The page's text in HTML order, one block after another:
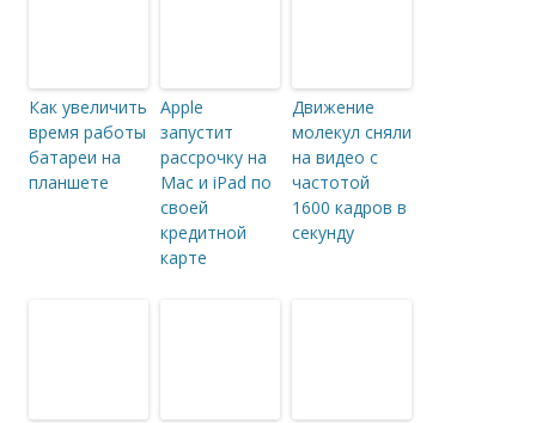
Как увеличить
время работы
батареи на
планшете
Apple
запустит
рассрочку на
Mac и iPad по
своей
кредитной
карте
Движение
молекул сняли
на видео с
частотой
1600 кадров в
секунду